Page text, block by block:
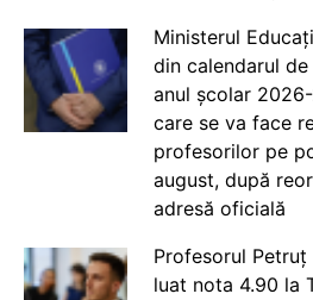
Ministerul
din calendarul
anul școlar
care se va face
profesorilor pe
august, după
adresă oficială
Profesorul Petruț
luat nota 4.90 la